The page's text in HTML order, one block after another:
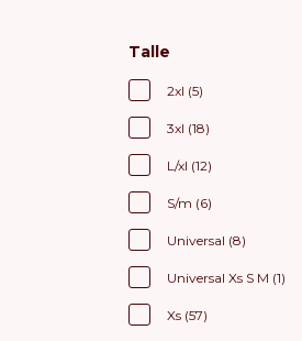
Talle
2xl (5)
3xl (18)
L/xl (12)
S/m (6)
Universal (8)
Universal Xs S M (1)
Xs (57)